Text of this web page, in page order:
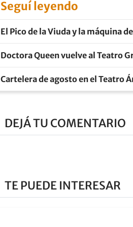
Seguí leyendo
El Pico de la Viuda y la máquina
Doctora Queen vuelve al Teatro
Cartelera de agosto en el Teatro
DEJÁ TU COMENTARIO
TE PUEDE INTERESAR